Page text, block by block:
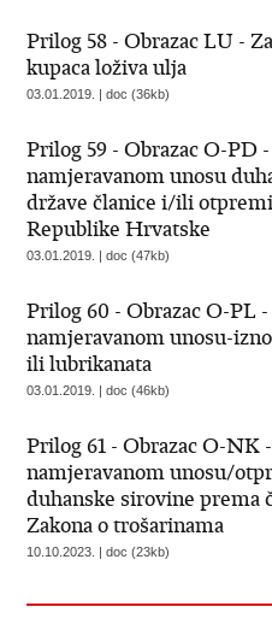
Prilog 58 - Obrazac LU -
kupaca loživa ulja
03.01.2019. | doc (36kb)
Prilog 59 - Obrazac O-PD
namjeravanom unosu
države članice i/ili
Republike Hrvatske
03.01.2019. | doc (47kb)
Prilog 60 - Obrazac O-PL
namjeravanom unosu-
ili lubrikanata
03.01.2019. | doc (46kb)
Prilog 61 - Obrazac O-NK
namjeravanom unosu/
duhanske sirovine prema
Zakona o trošarinama
10.10.2023. | doc (23kb)